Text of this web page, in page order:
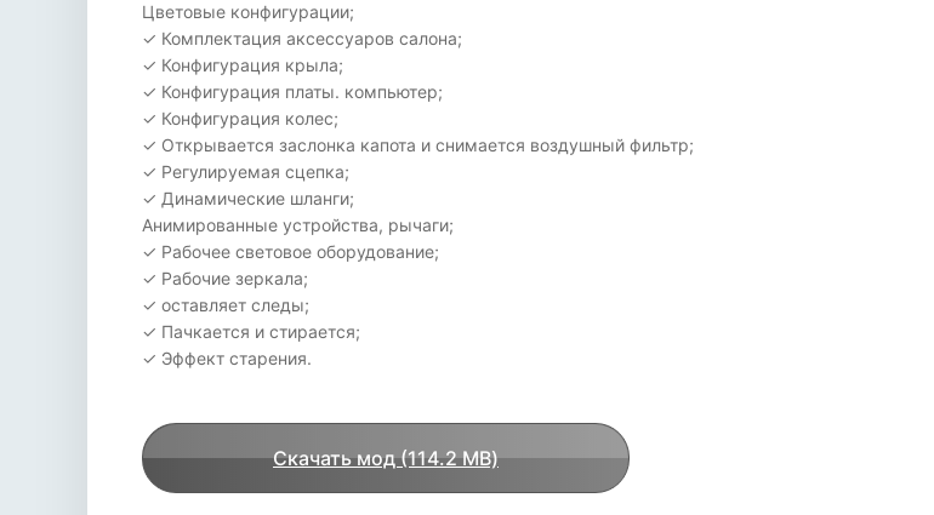
Цветовые конфигурации;
✓ Комплектация аксессуаров салона;
✓ Конфигурация крыла;
✓ Конфигурация платы. компьютер;
✓ Конфигурация колес;
✓ Открывается заслонка капота и снимается воздушный фильтр;
✓ Регулируемая сцепка;
✓ Динамические шланги;
Анимированные устройства, рычаги;
✓ Рабочее световое оборудование;
✓ Рабочие зеркала;
✓ оставляет следы;
✓ Пачкается и стирается;
✓ Эффект старения.
Скачать мод (114.2 MB)